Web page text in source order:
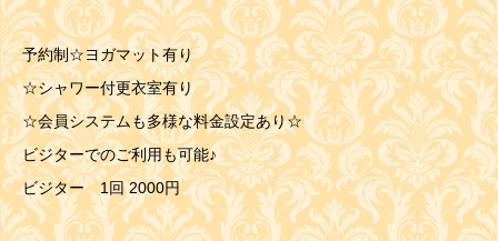
予約制☆ヨガマット有り
☆シャワー付更衣室有り
☆会員システムも多様な料金設定あり☆
ビジターでのご利用も可能♪
ビジター 1回 2000円